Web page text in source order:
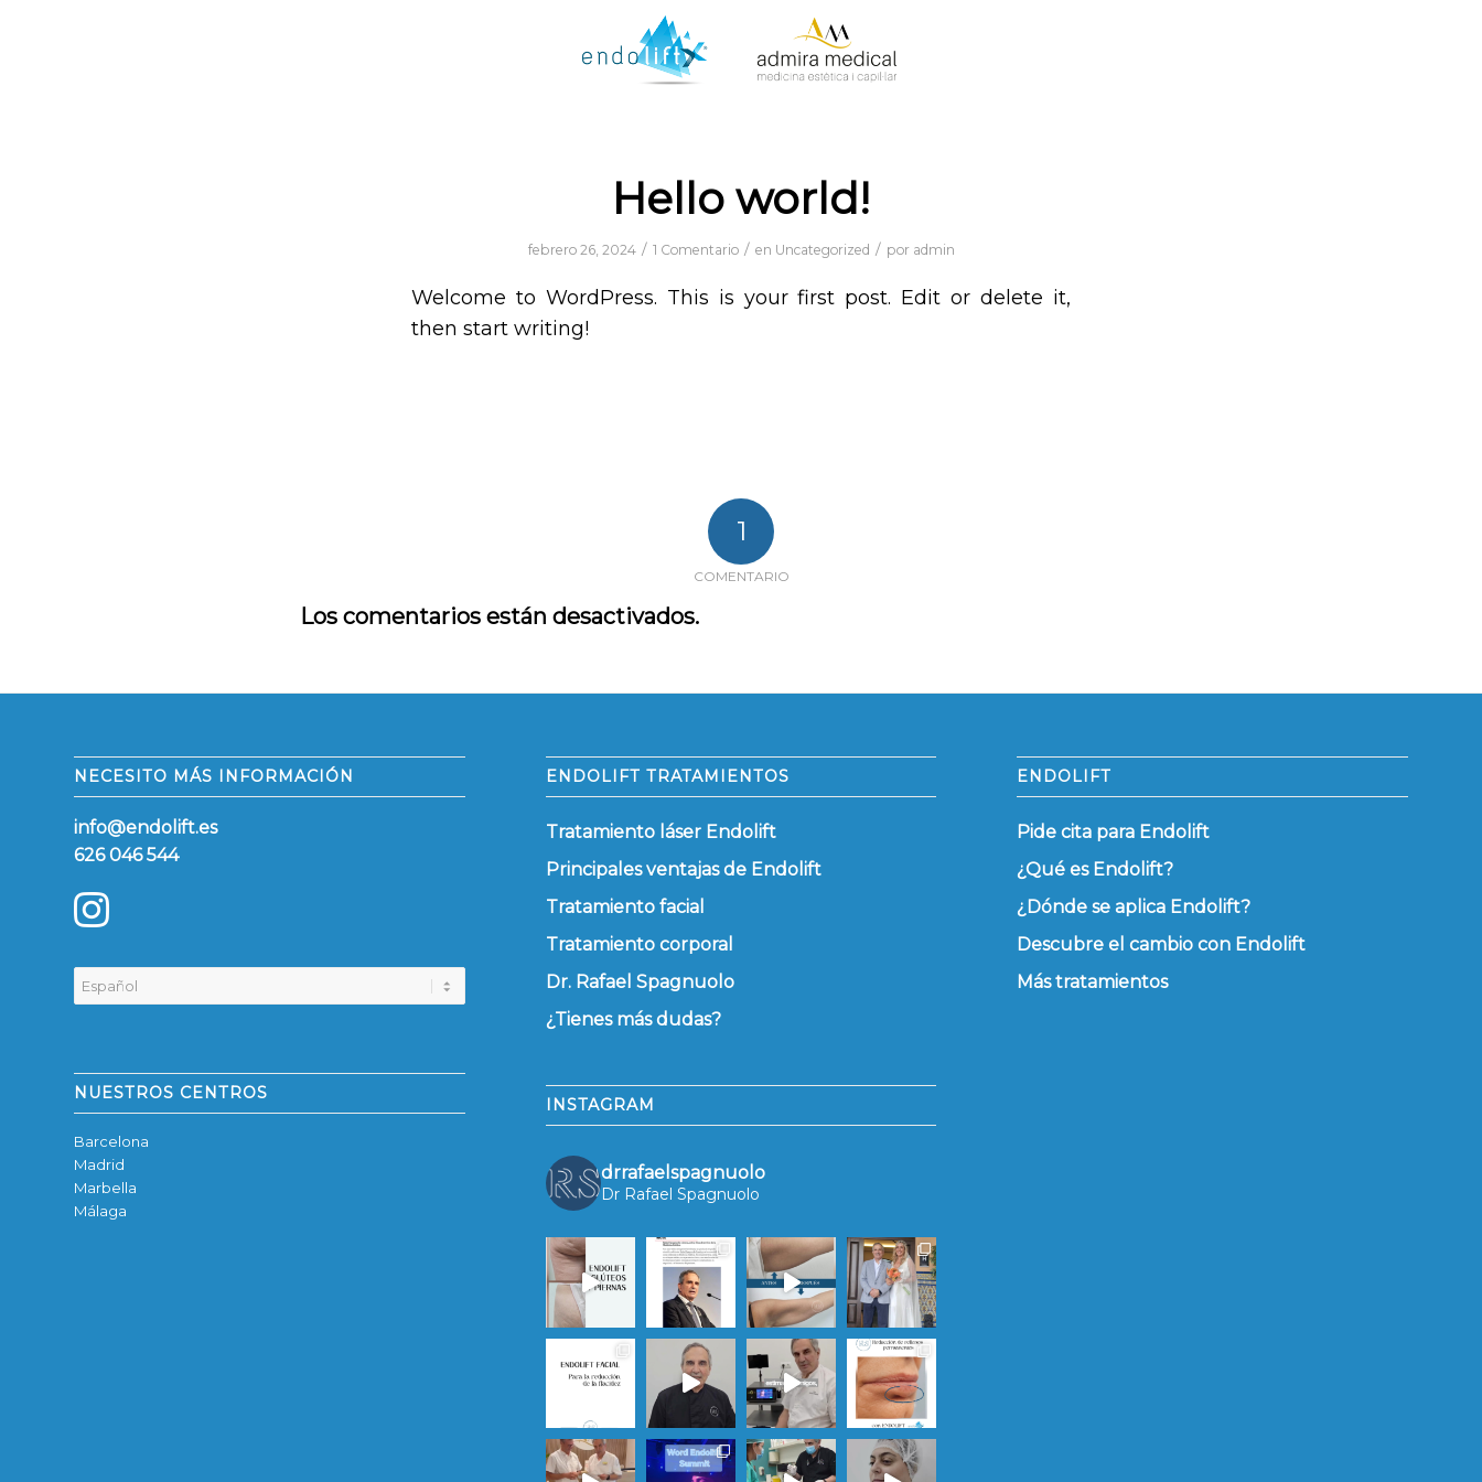
Hello world!
febrero 26, 2024 / 1 Comentario / en Uncategorized / por admin
Welcome to WordPress. This is your first post. Edit or delete it,
then start writing!
1
COMENTARIO
Los comentarios están desactivados.
NECESITO MÁS INFORMACIÓN
info@endolift.es
626 046 544
Elegir
un
NUESTROS CENTROS
Barcelona
Madrid
Marbella
Málaga
ENDOLIFT TRATAMIENTOS
Tratamiento láser Endolift
Principales ventajas de Endolift
Tratamiento facial
Tratamiento corporal
Dr. Rafael Spagnuolo
¿Tienes más dudas?
INSTAGRAM
drrafaelspagnuolo
Dr Rafael Spagnuolo
ENDOLIFT
Pide cita para Endolift
¿Qué es Endolift?
¿Dónde se aplica Endolift?
Descubre el cambio con Endolift
Más tratamientos